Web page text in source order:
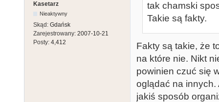
Kasetarz
Nieaktywny
Skąd: Gdańsk
Zarejestrowany: 2007-10-21
Posty: 4,412
tak chamski
Takie są fakty.
Fakty są takie, że
na które nie. Nikt
powinien czuć się
oglądać na innych.
jakiś sposób